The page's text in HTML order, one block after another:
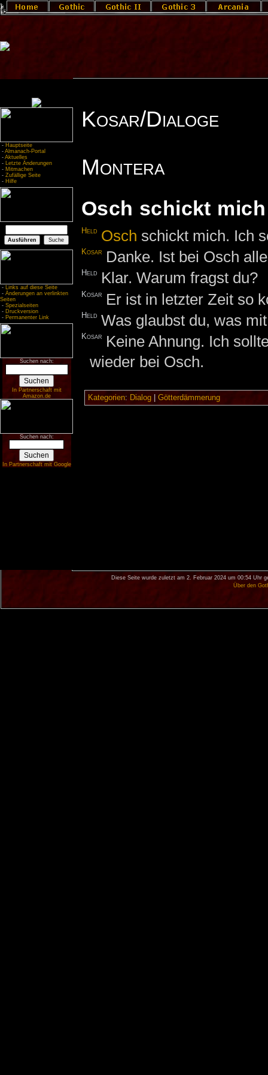
- Hauptseite
- Almanach-Portal
- Aktuelles
- Letzte Änderungen
- Mitmachen
- Zufällige Seite
- Hilfe
- Links auf diese Seite
- Änderungen an verlinkten
Seiten
- Spezialseiten
- Druckversion
- Permanenter Link
Suchen nach:
In Partnerschaft mit
Amazon.de
Suchen nach:
In Partnerschaft mit Google
Kosar/Dialoge
Montera
Osch schickt mich
Held Osch schickt mich. Ich
Kosar Danke. Ist bei Osch
Held Klar. Warum fragst du?
Kosar Er ist in letzter Zeit so
Held Was glaubst du, was
Kosar
Keine Ahnung. Ich
wieder bei Osch.
Kategorien: Dialog| Götterdämmerung
Diese Seite wurde zuletzt am 2. Februar 2024 um 00:54 Uhr
Über den